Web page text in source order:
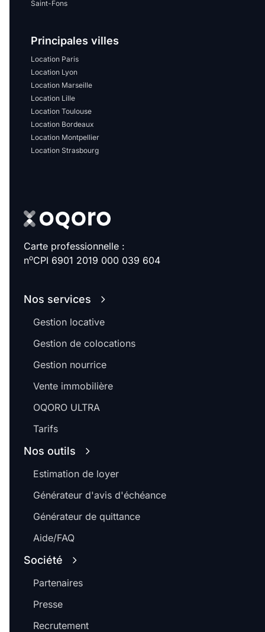
Saint-Fons
Principales villes
Location Paris
Location Lyon
Location Marseille
Location Lille
Location Toulouse
Location Bordeaux
Location Montpellier
Location Strasbourg
Carte professionnelle :
noCPI 6901 2019 000 039 604
Nos services
Gestion locative
Gestion de colocations
Gestion nourrice
Vente immobilière
OQORO ULTRA
Tarifs
Nos outils
Estimation de loyer
Générateur d'avis d'échéance
Générateur de quittance
Aide/FAQ
Société
Partenaires
Presse
Recrutement